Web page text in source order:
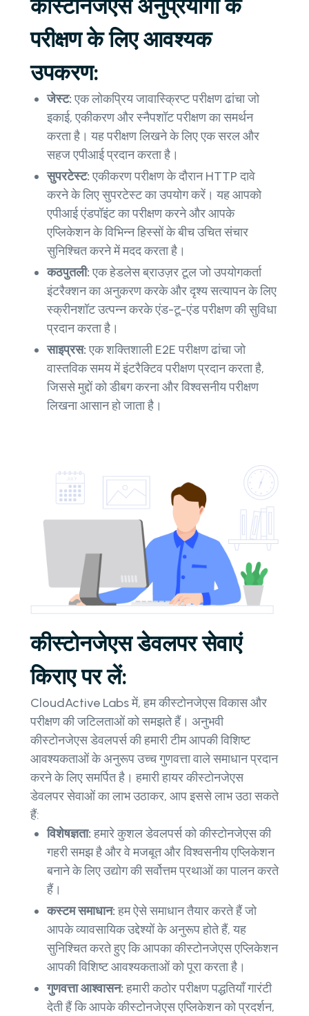
कीस्टोनजेएस अनुप्रयोगों के
परीक्षण के लिए आवश्यक
उपकरण:
जेस्ट:एक लोकप्रिय जावास्क्रिप्ट परीक्षण ढांचा जो
इकाई, एकीकरण और स्नैपशॉट परीक्षण का समर्थन
करता है। यह परीक्षण लिखने के लिए एक सरल और
सहज एपीआई प्रदान करता है।
सुपरटेस्ट:एकीकरण परीक्षण के दौरान HTTP दावे
करने के लिए सुपरटेस्ट का उपयोग करें। यह आपको
एपीआई एंडपॉइंट का परीक्षण करने और आपके
एप्लिकेशन के विभिन्न हिस्सों के बीच उचित संचार
सुनिश्चित करने में मदद करता है।
कठपुतली:एक हेडलेस ब्राउज़र टूल जो उपयोगकर्ता
इंटरैक्शन का अनुकरण करके और दृश्य सत्यापन के लिए
स्क्रीनशॉट उत्पन्न करके एंड-टू-एंड परीक्षण की सुविधा
प्रदान करता है।
साइप्रस:एक शक्तिशाली E2E परीक्षण ढांचा जो
वास्तविक समय में इंटरैक्टिव परीक्षण प्रदान करता है,
जिससे मुद्दों को डीबग करना और विश्वसनीय परीक्षण
लिखना आसान हो जाता है।
कीस्टोनजेएस डेवलपर सेवाएं
किराए पर लें:
CloudActive Labs में, हम कीस्टोनजेएस विकास और
परीक्षण की जटिलताओं को समझते हैं। अनुभवी
कीस्टोनजेएस डेवलपर्स की हमारी टीम आपकी विशिष्ट
आवश्यकताओं के अनुरूप उच्च गुणवत्ता वाले समाधान प्रदान
करने के लिए समर्पित है। हमारी हायर कीस्टोनजेएस
डेवलपर सेवाओं का लाभ उठाकर, आप इससे लाभ उठा सकते
हैं:
विशेषज्ञता:हमारे कुशल डेवलपर्स को कीस्टोनजेएस की
गहरी समझ है और वे मजबूत और विश्वसनीय एप्लिकेशन
बनाने के लिए उद्योग की सर्वोत्तम प्रथाओं का पालन करते
हैं।
कस्टम समाधान:हम ऐसे समाधान तैयार करते हैं जो
आपके व्यावसायिक उद्देश्यों के अनुरूप होते हैं, यह
सुनिश्चित करते हुए कि आपका कीस्टोनजेएस एप्लिकेशन
आपकी विशिष्ट आवश्यकताओं को पूरा करता है।
गुणवत्ता आश्वासन:हमारी कठोर परीक्षण पद्धतियाँ गारंटी
देती हैं कि आपके कीस्टोनजेएस एप्लिकेशन को प्रदर्शन,